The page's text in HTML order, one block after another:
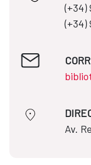
(+34)
(+34)
​​​​​​​Av.